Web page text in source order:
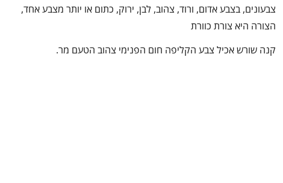
צבעונים, בצבע אדום, ורוד, צהוב, לבן, ירוק, כתום או יותר מצבע אחד,
הצורה היא צורת כוורת
קנה שורש אכיל צבע הקליפה חום הפנימי צהוב הטעם מר.